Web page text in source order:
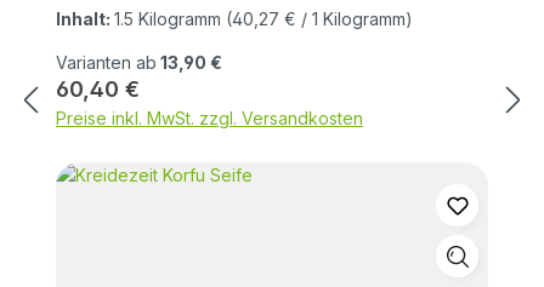
HandreinigungKorfu Seife ist angenehm mild
Flächen wie z. B. Marmorböden und
Fugen.Korfu Seife ist eine reine Olivenseife,
hergestellt in einer Manufaktur auf der
griechischen Insel Korfu.In einem seit über 150
Jahren bewährten Verfahren wird sie
Olivenöl, Natronlauge, Wasser und Meersalz.
Inhalt: 1.5 Kilogramm (40,27 € / 1 Kilogramm)
Varianten ab 13,90 €
Regulärer Preis:
60,40 €
Preise inkl. MwSt. zzgl. Versandkosten